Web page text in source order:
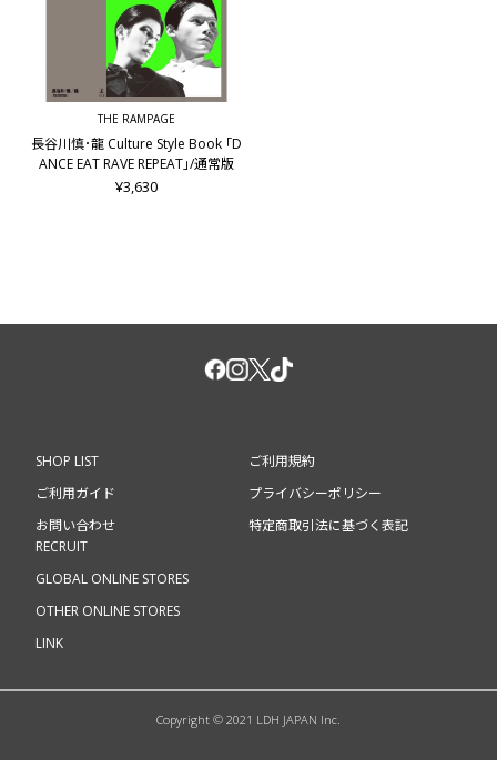
THE RAMPAGE
長谷川慎･龍 Culture Style Book ｢D
ANCE EAT RAVE REPEAT｣/通常版
¥3,630
SHOP LIST
ご利用ガイド
お問い合わせ
ご利用規約
プライバシーポリシー
特定商取引法に基づく表記
RECRUIT
GLOBAL ONLINE STORES
OTHER ONLINE STORES
LINK
Copyright © 2021 LDH JAPAN Inc.